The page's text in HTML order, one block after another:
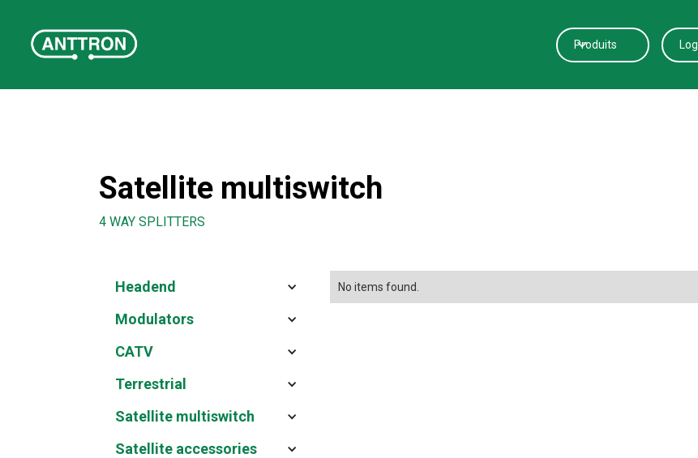
Produits
Satellite multiswitch
4 WAY SPLITTERS
Headend
Modulators
CATV
Terrestrial
Satellite multiswitch
Satellite accessories
No items found.